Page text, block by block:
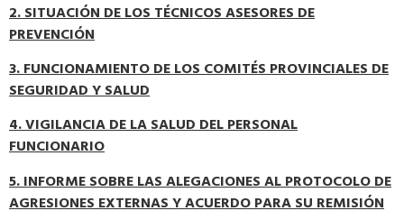
2. SITUACIÓN DE LOS TÉCNICOS ASESORES DE
PREVENCIÓN
3. FUNCIONAMIENTO DE LOS COMITÉS PROVINCIALES DE
SEGURIDAD Y SALUD
4. VIGILANCIA DE LA SALUD DEL PERSONAL
FUNCIONARIO
5. INFORME SOBRE LAS ALEGACIONES AL PROTOCOLO DE
AGRESIONES EXTERNAS YACUERDO PARA SU REMISIÓN